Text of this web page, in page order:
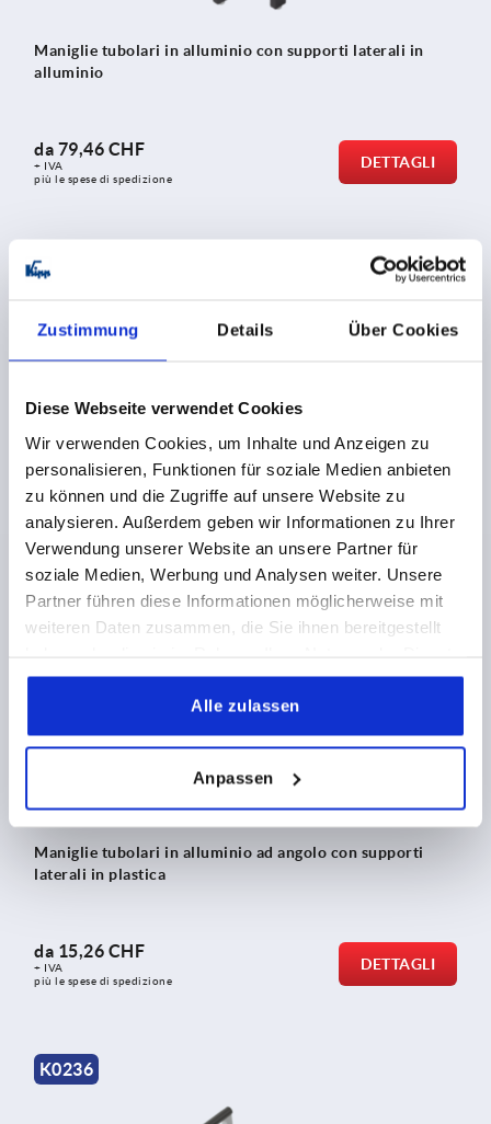
Zustimmung Details Über Cookies
Diese Webseite verwendet Cookies
Wir verwenden Cookies, um Inhalte und Anzeigen zu
personalisieren, Funktionen für soziale Medien anbieten
zu können und die Zugriffe auf unsere Website zu
analysieren. Außerdem geben wir Informationen zu Ihrer
Verwendung unserer Website an unsere Partner für
soziale Medien, Werbung und Analysen weiter. Unsere
Partner führen diese Informationen möglicherweise mit
weiteren Daten zusammen, die Sie ihnen bereitgestellt
gesammelt haben.
Alle zulassen
Anpassen
Maniglie tubolari in alluminio con supporti laterali in
alluminio
da 79,46 CHF
+ IVA
più le spese di spedizione
DETTAGLI
K0132
Maniglie tubolari in alluminio, ad angolo, con supporti
laterali in alluminio
da60,03 CHF
+ IVA
più le spese di spedizione
Maniglie tubolari in alluminio ad angolo con supporti
laterali in plastica
da 15,26 CHF
+ IVA
più le spese di spedizione
DETTAGLI
K0236